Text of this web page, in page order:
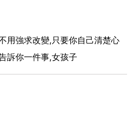
用強求改變,只要你自己清楚心
訴你一件事,女孩子